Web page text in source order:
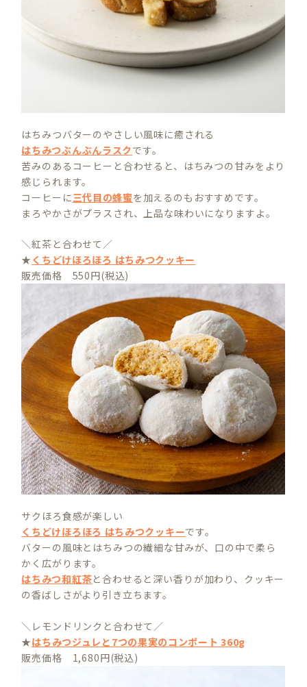
はちみつバターのやさしい風味に癒される
はちみつぶんぶんラスクです。
苦みのあるコーヒーと合わせると、はちみつの甘みをより
感じられます。
コーヒーに三代目の蜂蜜を加えるのもおすすめです。
まろやかさがプラスされ、上品な味わいになりますよ。
＼紅茶と合わせて／
★ くちどけほろほろ はちみつクッキー
販売価格 550円(税込)
サクほろ食感が楽しい
くちどけほろほろ はちみつクッキーです。
バターの風味とはちみつの繊細な甘みが、口の中で柔ら
かく広がります。
はちみつ和紅茶と合わせると深い香りが加わり、クッキー
の香ばしさがより引き立ちます。
＼レモンドリンクと合わせて／
★はちみつジュレと7つの果実のコンポート 360g
販売価格 1,680円(税込)